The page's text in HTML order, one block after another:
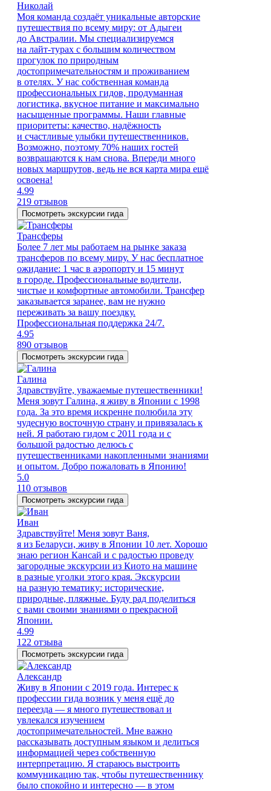
Николай
Моя команда создаёт уникальные авторские
путешествия по всему миру: от Адыгеи
до Австралии. Мы специализируемся
на лайт-турах с большим количеством
прогулок по природным
достопримечательностям и проживанием
в отелях. У нас собственная команда
профессиональных гидов, продуманная
логистика, вкусное питание и максимально
насыщенные программы. Наши главные
приоритеты: качество, надёжность
и счастливые улыбки путешественников.
Возможно, поэтому 70% наших гостей
возвращаются к нам снова. Впереди много
новых маршрутов, ведь не вся карта мира ещё
освоена!
4.99
219 отзывов
Посмотреть экскурсии гида
Трансферы
Более 7 лет мы работаем на рынке заказа
трансферов по всему миру. У нас бесплатное
ожидание: 1 час в аэропорту и 15 минут
в городе. Профессиональные водители,
чистые и комфортные автомобили. Трансфер
заказывается заранее, вам не нужно
переживать за вашу поездку.
Профессиональная поддержка 24/7.
4.95
890 отзывов
Посмотреть экскурсии гида
Галина
Здравствуйте, уважаемые путешественники!
Меня зовут Галина, я живу в Японии с 1998
года. За это время искренне полюбила эту
чудесную восточную страну и привязалась к
ней. Я работаю гидом с 2011 года и с
большой радостью делюсь с
путешественниками накопленными знаниями
и опытом. Добро пожаловать в Японию!
5.0
110 отзывов
Посмотреть экскурсии гида
Иван
Здравствуйте! Меня зовут Ваня,
я из Беларуси, живу в Японии 10 лет. Хорошо
знаю регион Кансай и с радостью проведу
загородные экскурсии из Киото на машине
в разные уголки этого края. Экскурсии
на разную тематику: исторические,
природные, пляжные. Буду рад поделиться
с вами своими знаниями о прекрасной
Японии.
4.99
122 отзыва
Посмотреть экскурсии гида
Александр
Живу в Японии с 2019 года. Интерес к
профессии гида возник у меня ещё до
переезда — я много путешествовал и
увлекался изучением
достопримечательностей. Мне важно
рассказывать доступным языком и делиться
информацией через собственную
интерпретацию. Я стараюсь выстроить
коммуникацию так, чтобы путешественнику
было спокойно и интересно — в этом